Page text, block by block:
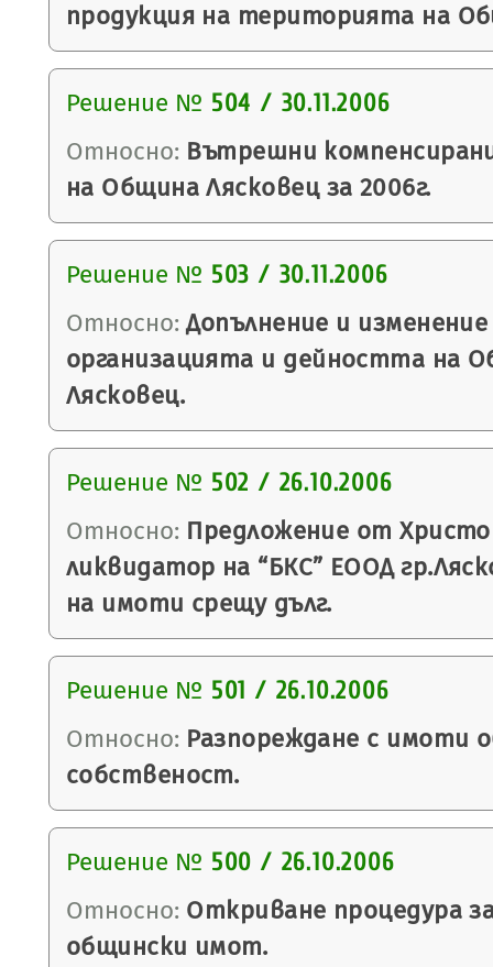
продукция на територията на
Решение № 504 / 30.11.2006
Относно: Вътрешни
на Община Лясковец за 2006г.
Решение № 503 / 30.11.2006
Относно: Допълнение и
организацията и дейността на
Лясковец.
Решение № 502 / 26.10.2006
Относно: Предложение от
ликвидатор на “БКС” ЕООД
на имоти срещу дълг.
Решение № 501 / 26.10.2006
Относно: Разпореждане с имоти
собственост.
Решение № 500 / 26.10.2006
Относно: Откриване процедура
общински имот.